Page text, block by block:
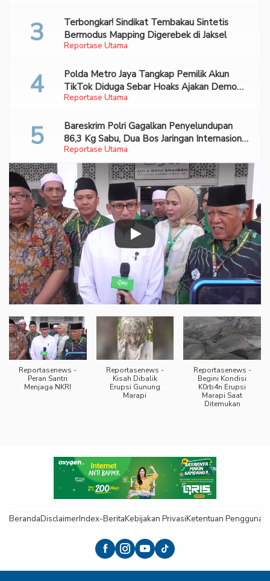
Reportase Utama
Terbongkar! Sindikat Tembakau Sintetis
Bermodus Mapping Digerebek di Jaksel
Reportase Utama
Polda Metro Jaya Tangkap Pemilik Akun
TikTok Diduga Sebar Hoaks Ajakan Demo
Turunkan Prabowo-Gibran
Reportase Utama
Bareskrim Polri Gagalkan Penyelundupan
86,3 Kg Sabu, Dua Bos Jaringan Internasional
Diburu
Reportasenews -
Peran Santri
Menjaga NKRI
Reportasenews -
Kisah Dibalik
Erupsi Gunung
Marapi
Reportasenews -
Begini Kondisi
K0rb4n Erupsi
Marapi Saat
Ditemukan
BerandaDisclaimerIndex-BeritaKebijakan PrivasiKetentuan Pengguna